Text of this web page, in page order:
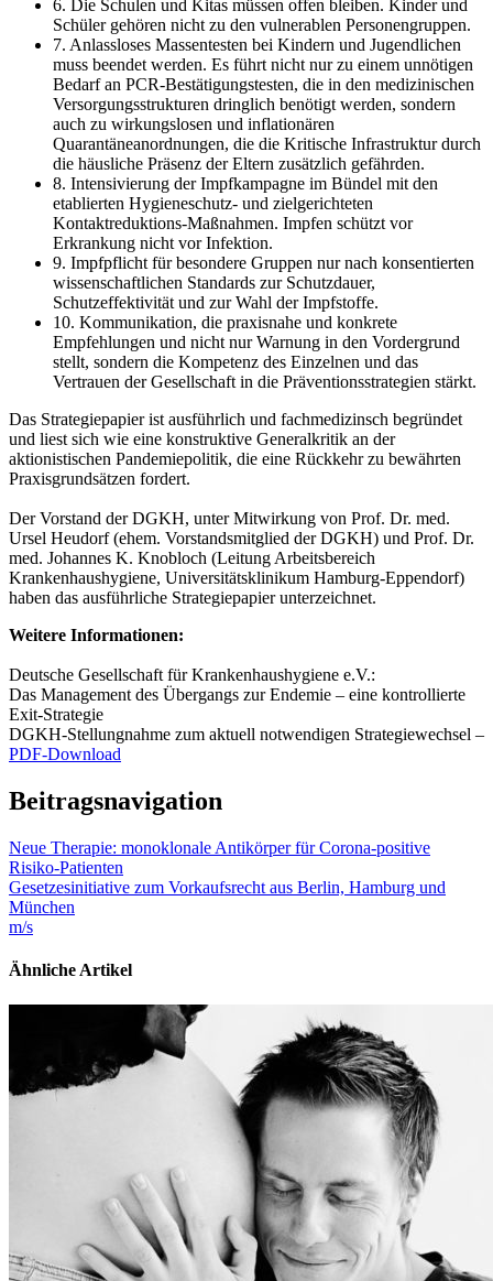
6. Die Schulen und Kitas müssen offen bleiben. Kinder und
Schüler gehören nicht zu den vulnerablen Personengruppen.
7. Anlassloses Massentesten bei Kindern und Jugendlichen
muss beendet werden. Es führt nicht nur zu einem unnötigen
Bedarf an PCR-Bestätigungstesten, die in den medizinischen
Versorgungsstrukturen dringlich benötigt werden, sondern
auch zu wirkungslosen und inflationären
Quarantäneanordnungen, die die Kritische Infrastruktur durch
die häusliche Präsenz der Eltern zusätzlich gefährden.
8. Intensivierung der Impfkampagne im Bündel mit den
etablierten Hygieneschutz- und zielgerichteten
Kontaktreduktions-Maßnahmen. Impfen schützt vor
Erkrankung nicht vor Infektion.
9. Impfpflicht für besondere Gruppen nur nach konsentierten
wissenschaftlichen Standards zur Schutzdauer,
Schutzeffektivität und zur Wahl der Impfstoffe.
10. Kommunikation, die praxisnahe und konkrete
Empfehlungen und nicht nur Warnung in den Vordergrund
stellt, sondern die Kompetenz des Einzelnen und das
Vertrauen der Gesellschaft in die Präventionsstrategien stärkt.
Das Strategiepapier ist ausführlich und fachmedizinsch begründet
und liest sich wie eine konstruktive Generalkritik an der
aktionistischen Pandemiepolitik, die eine Rückkehr zu bewährten
Praxisgrundsätzen fordert.
Der Vorstand der DGKH, unter Mitwirkung von Prof. Dr. med.
Ursel Heudorf (ehem. Vorstandsmitglied der DGKH) und Prof. Dr.
med. Johannes K. Knobloch (Leitung Arbeitsbereich
Krankenhaushygiene, Universitätsklinikum Hamburg-Eppendorf)
haben das ausführliche Strategiepapier unterzeichnet.
Weitere Informationen:
Deutsche Gesellschaft für Krankenhaushygiene e.V.:
Das Management des Übergangs zur Endemie – eine kontrollierte
Exit-Strategie
DGKH-Stellungnahme zum aktuell notwendigen Strategiewechsel –
PDF-Download
Beitragsnavigation
Neue Therapie: monoklonale Antikörper für Corona-positive
Risiko-Patienten
Gesetzesinitiative zum Vorkaufsrecht aus Berlin, Hamburg und
München
m/s
Ähnliche Artikel